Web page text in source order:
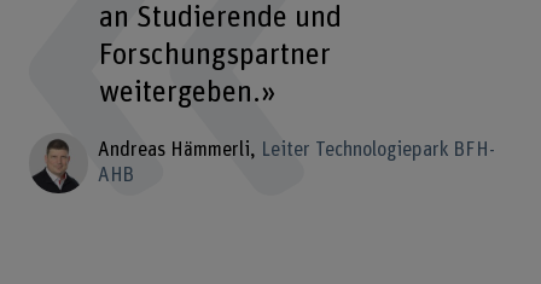
an Studierende und
Forschungspartner
weitergeben.»
Andreas Hämmerli
Leiter Technologiepark BFH-
AHB